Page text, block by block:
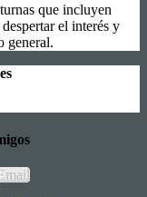
que incluyen
el interés y
general.